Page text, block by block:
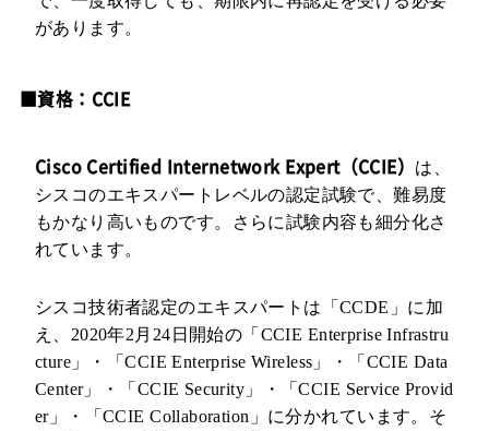
があります。
■資格：CCIE
Cisco Certified Internetwork Expert（CCIE）
は、
シスコのエキスパートレベルの認定試験で、難易度
もかなり高いものです。さらに試験内容も細分化さ
れています。
シスコ技術者認定のエキスパートは「CCDE」に加
え、2020年2月24日開始の「CCIE Enterprise Infrastru
cture」・「CCIE Enterprise Wireless」・「CCIE Data
Center」・「CCIE Security」・「CCIE Service Provid
er」・「CCIE Collaboration」に分かれています。そ